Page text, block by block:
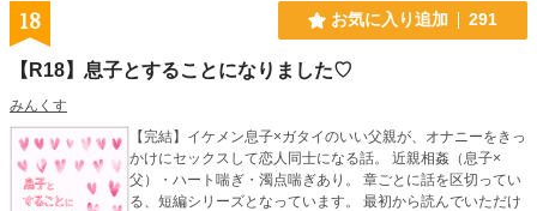
のり暗めです ＊説明の内容を変えると思いますので、定期的
に見ていただければ幸いです 以下、現在含む要素です 貞操
合わせ、手コキ、エアセックス、リバ、強姦、精飲、植物
ド作成、初夜失敗、女性用下着、養父、二輪差し、3P、射精
禁止、焦らし、擬似オナ二ー、寸止め、遠隔バイブ、ファス
トセックス
18 お気に入り追加 291
【R18】息子とすることになりました♡
みんくす
【完結】イケメン息子×ガタイのいい父親が、オナニーをきっ
かけにセックスして恋人同士になる話。 近親相姦（息子×
父）・ハート喘ぎ・濁点喘ぎあり。 章ごとに話を区切ってい
る、短編シリーズとなっています。 最初から読んでいただけ